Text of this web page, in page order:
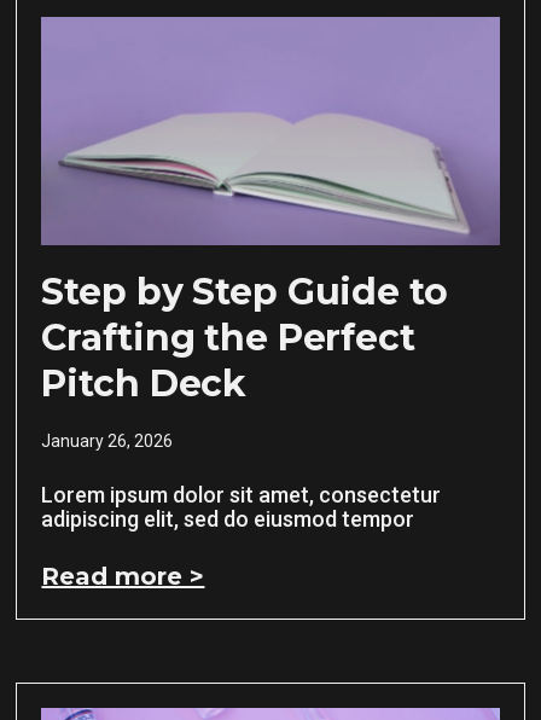
Step by Step Guide to
Crafting the Perfect
Pitch Deck
January 26, 2026
Lorem ipsum dolor sit amet, consectetur
adipiscing elit, sed do eiusmod tempor
Read more >